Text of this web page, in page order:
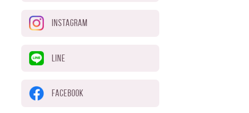
INSTAGRAM
LINE
FACEBOOK